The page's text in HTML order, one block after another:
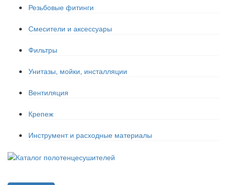
Резьбовые фитинги
Смесители и аксессуары
Фильтры
Унитазы, мойки, инсталляции
Вентиляция
Крепеж
Инструмент и расходные материалы